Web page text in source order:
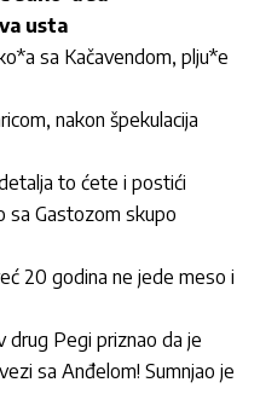
usta
sa Kačavendom, plju*e
nakon špekulacija
to ćete i postići
sa Gastozom skupo
20 godina ne jede meso i
drug Pegi priznao da je
sa Anđelom! Sumnjao je